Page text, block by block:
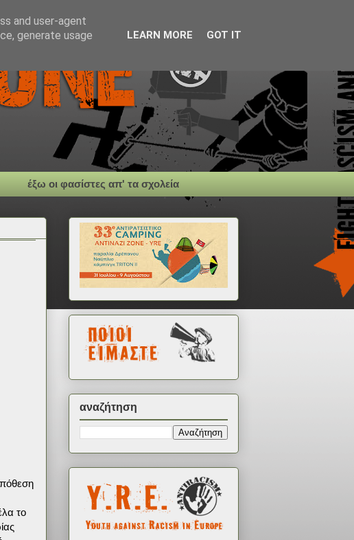
έξω οι φασίστες απ' τα σχολεία
το
αναζήτηση
and user-agent
generate usage
LEARN MORE GOT IT